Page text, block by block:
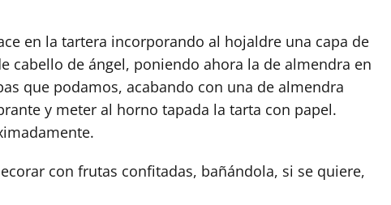
en la tartera incorporando al hojaldre una capa de
cabello de ángel, poniendo ahora la de almendra en
que podamos, acabando con una de almendra
y meter al horno tapada la tarta con papel.
con frutas confitadas, bañándola, si se quiere,